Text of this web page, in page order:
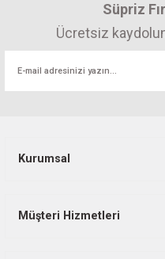
Süpriz
Ücretsiz
Kurumsal
Müşteri Hizmetleri